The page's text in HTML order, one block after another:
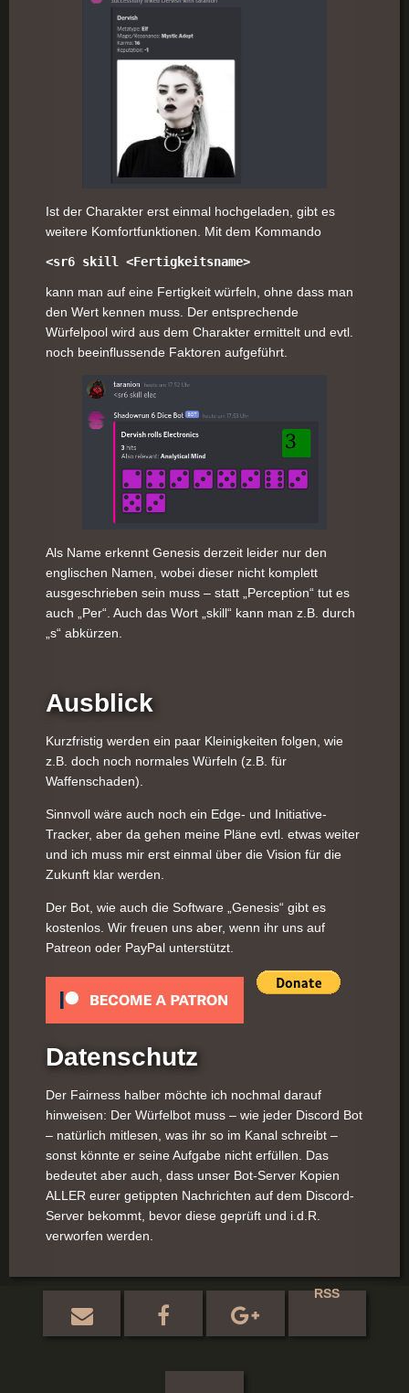
Ist der Charakter erst einmal hochgeladen, gibt es
weitere Komfortfunktionen. Mit dem Kommando
<sr6 skill <Fertigkeitsname>
kann man auf eine Fertigkeit würfeln, ohne dass man
den Wert kennen muss. Der entsprechende
Würfelpool wird aus dem Charakter ermittelt und evtl.
noch beeinflussende Faktoren aufgeführt.
Als Name erkennt Genesis derzeit leider nur den
englischen Namen, wobei dieser nicht komplett
ausgeschrieben sein muss – statt „Perception“ tut es
auch „Per“. Auch das Wort „skill“ kann man z.B. durch
„s“ abkürzen.
Ausblick
Kurzfristig werden ein paar Kleinigkeiten folgen, wie
z.B. doch noch normales Würfeln (z.B. für
Waffenschaden).
Sinnvoll wäre auch noch ein Edge- und Initiative-
Tracker, aber da gehen meine Pläne evtl. etwas weiter
und ich muss mir erst einmal über die Vision für die
Zukunft klar werden.
Der Bot, wie auch die Software „Genesis“ gibt es
kostenlos. Wir freuen uns aber, wenn ihr uns auf
Patreon oder PayPal unterstützt.
Datenschutz
Der Fairness halber möchte ich nochmal darauf
hinweisen: Der Würfelbot muss – wie jeder Discord Bot
– natürlich mitlesen, was ihr so im Kanal schreibt –
sonst könnte er seine Aufgabe nicht erfüllen. Das
bedeutet aber auch, dass unser Bot-Server Kopien
ALLER eurer getippten Nachrichten auf dem Discord-
Server bekommt, bevor diese geprüft und i.d.R.
verworfen werden.
RSS